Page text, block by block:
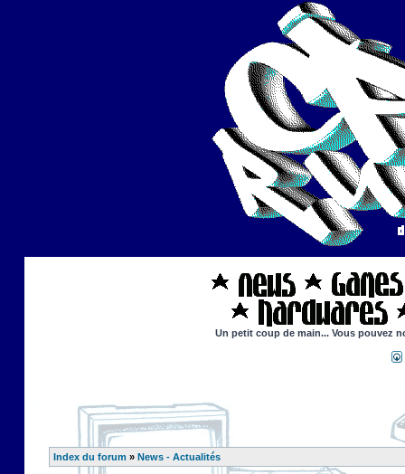
Un petit coup de main... Vous pouvez
Index du forum » News - Actualités